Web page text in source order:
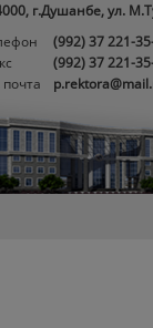
г.Душанбе, ул.
(992) 37 221-
(992) 37 221-